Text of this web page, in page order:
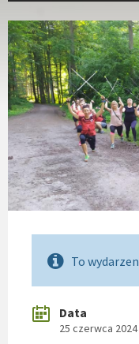
To
Data
25 czerwca 2024